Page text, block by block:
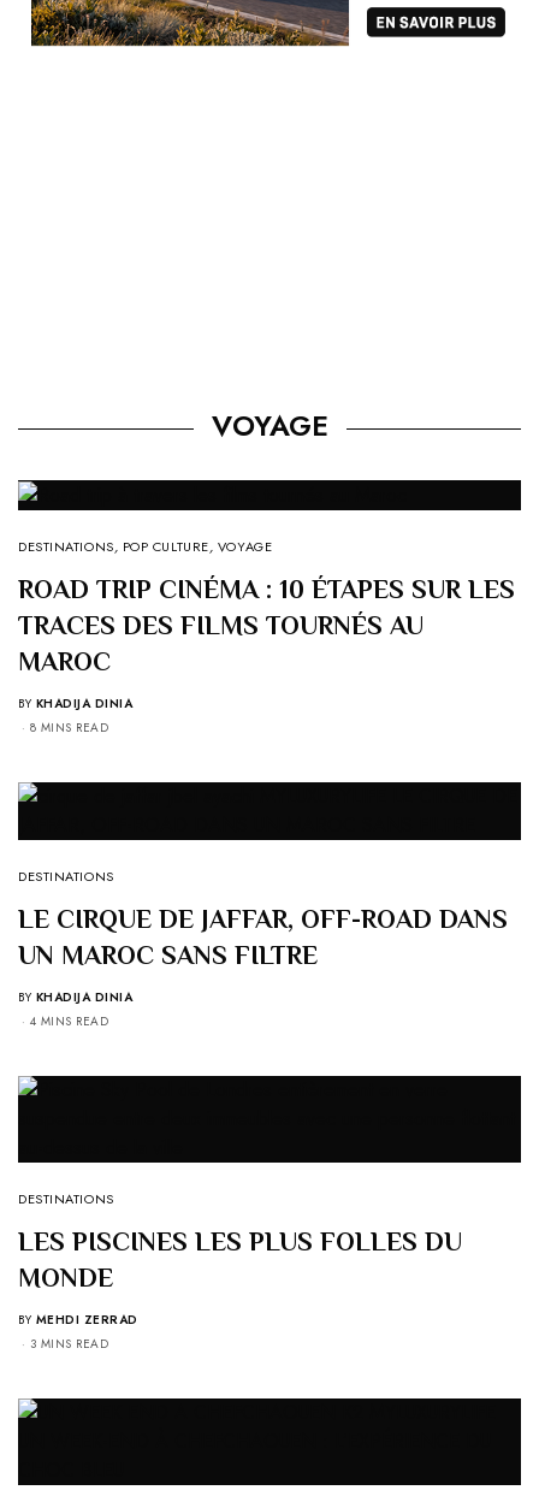
VOYAGE
DESTINATIONS, POP CULTURE, VOYAGE
ROAD TRIP CINÉMA : 10 ÉTAPES SUR LES
TRACES DES FILMS TOURNÉS AU
MAROC
BY KHADIJA DINIA
8 MINS READ
DESTINATIONS
LE CIRQUE DE JAFFAR, OFF-ROAD DANS
UN MAROC SANS FILTRE
BY KHADIJA DINIA
4 MINS READ
DESTINATIONS
LES PISCINES LES PLUS FOLLES DU
MONDE
BY MEHDI ZERRAD
3 MINS READ